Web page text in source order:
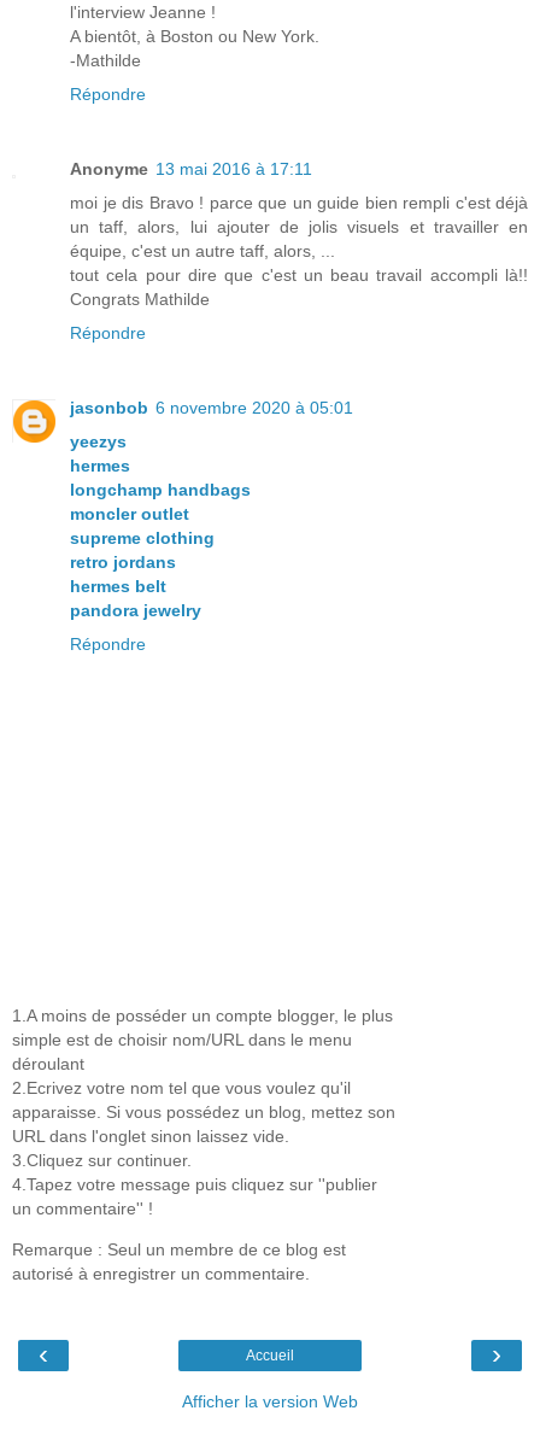
l'interview Jeanne !
A bientôt, à Boston ou New York.
-Mathilde
Répondre
Anonyme 13 mai 2016 à 17:11
moi je dis Bravo ! parce que un guide bien rempli c'est déjà
un taff, alors, lui ajouter de jolis visuels et travailler en
équipe, c'est un autre taff, alors, ...
tout cela pour dire que c'est un beau travail accompli là!!
Congrats Mathilde
Répondre
jasonbob 6 novembre 2020 à 05:01
yeezys
hermes
longchamp handbags
moncler outlet
supreme clothing
retro jordans
hermes belt
pandora jewelry
Répondre
1.A moins de posséder un compte blogger, le plus
simple est de choisir nom/URL dans le menu
déroulant
2.Ecrivez votre nom tel que vous voulez qu'il
apparaisse. Si vous possédez un blog, mettez son
URL dans l'onglet sinon laissez vide.
3.Cliquez sur continuer.
4.Tapez votre message puis cliquez sur ''publier
un commentaire'' !
Remarque : Seul un membre de ce blog est
autorisé à enregistrer un commentaire.
‹ ›
Accueil
Afficher la version Web